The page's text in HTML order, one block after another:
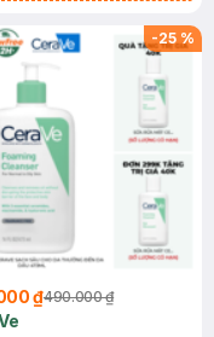
-25 %
₫490.000 ₫